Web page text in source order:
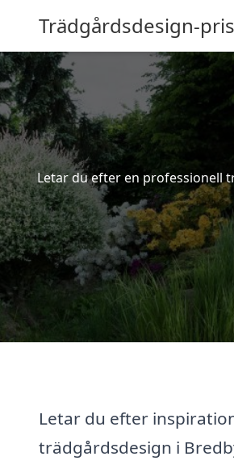
Trädgårdsdesign-
Letar du efter en professionell
Letar du efter
trädgårdsdesign i